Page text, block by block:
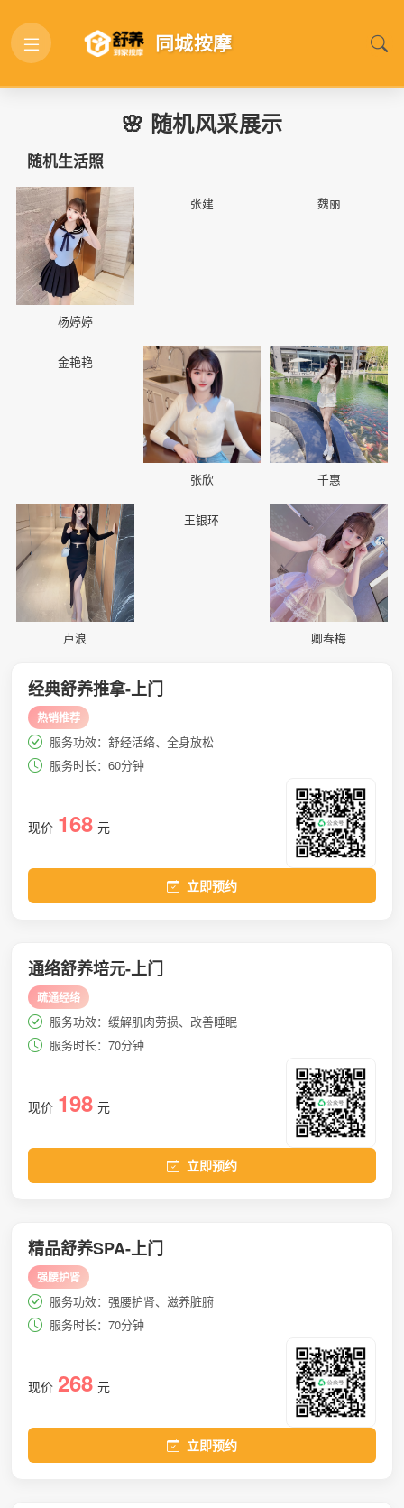
同城按摩
🌸 随机风采展示
随机生活照
📷
杨婷婷
张建 魏丽
金艳艳 📷
张欣
📷
千惠
📷
卢浪
王银环 📷
卿春梅
经典舒养推拿-上门
热销推荐
服务功效：舒经活络、全身放松
服务时长：60分钟
现价 168 元
立即预约
通络舒养培元-上门
疏通经络
服务功效：缓解肌肉劳损、改善睡眠
服务时长：70分钟
现价 198 元
立即预约
精品舒养SPA-上门
强腰护肾
服务功效：强腰护肾、滋养脏腑
服务时长：70分钟
现价 268 元
立即预约